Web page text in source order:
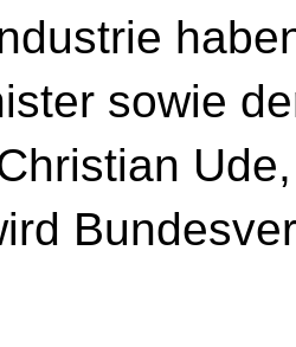
sowie